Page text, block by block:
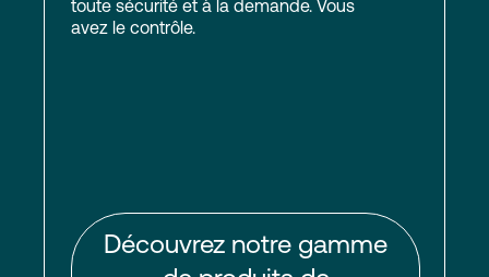
toute sécurité et à la demande. Vous
avez le contrôle.
Découvrez notre gamme